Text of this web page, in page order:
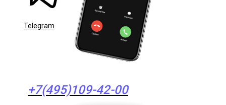
Telegram
+7(495)109-42-00